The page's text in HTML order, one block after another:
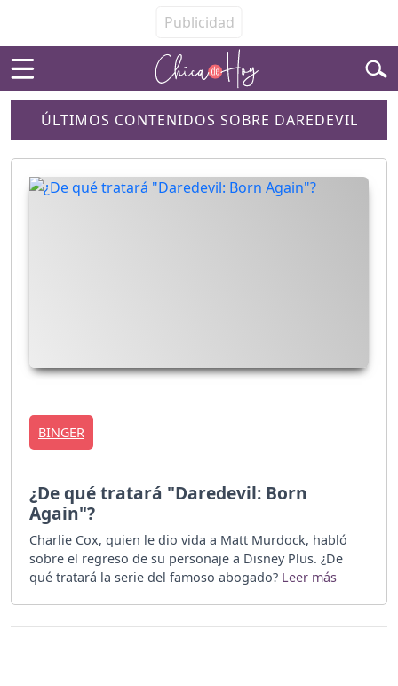
ÚLTIMOS CONTENIDOS SOBRE DAREDEVIL
BINGER
¿De qué tratará "Daredevil: Born
Again"?
Charlie Cox, quien le dio vida a Matt Murdock, habló
sobre el regreso de su personaje a Disney Plus. ¿De
qué tratará la serie del famoso abogado?